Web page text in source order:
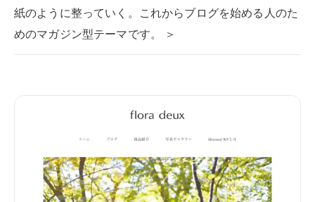
紙のように整っていく。これからブログを始める人のた
めのマガジン型テーマです。 ＞